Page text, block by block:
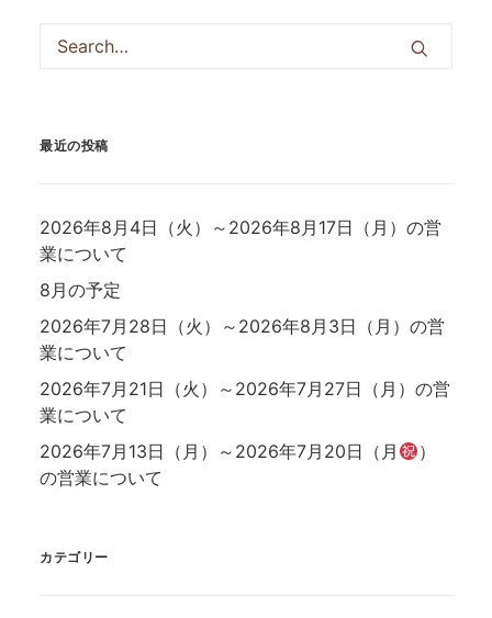
最近の投稿
2026年8月4日（火）～2026年8月17日（月）の営
業について
8月の予定
2026年7月28日（火）～2026年8月3日（月）の営
業について
2026年7月21日（火）～2026年7月27日（月）の営
業について
2026年7月13日（月）～2026年7月20日（月
）
の営業について
カテゴリー